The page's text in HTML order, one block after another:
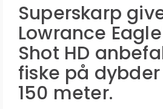
Superskarp
Lowrance
Shot HD
fiske på
150 meter.